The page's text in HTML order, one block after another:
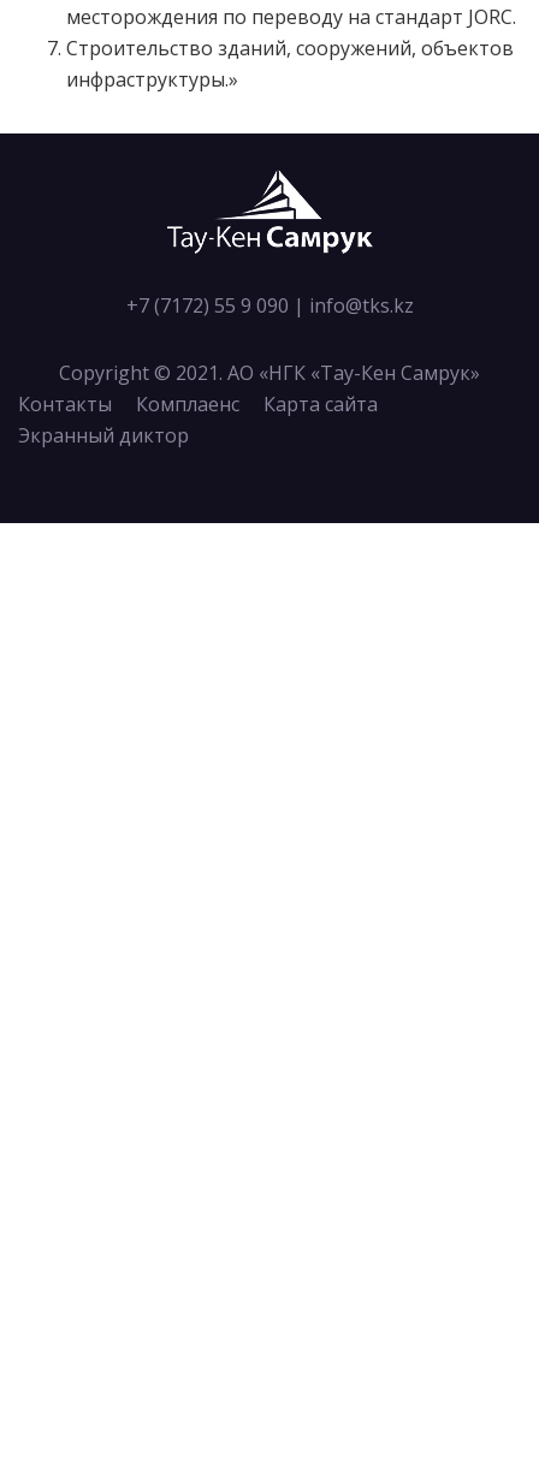
месторождения по переводу на стандарт JORC.
Строительство зданий, сооружений, объектов
инфраструктуры.»
+7 (7172) 55 9 090 | info@tks.kz
Copyright © 2021. АО «НГК «Тау-Кен Самрук»
Контакты
Комплаенс
Карта сайта
Экранный диктор